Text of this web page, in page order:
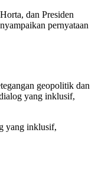
dan Presiden
pernyataan
geopolitik dan
yang inklusif,
yang inklusif,